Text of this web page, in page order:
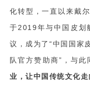
化转型，一直以来戴
于2019年与中国皮划
议，成为了“中国国家
队官方赞助商”，与此
业，让中国传统文化走